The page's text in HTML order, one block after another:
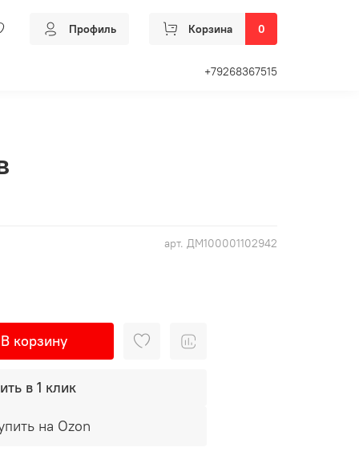
Профиль Корзина 0
+79268367515
арт. ДМ100001102942
В корзину
в 1 клик
на Ozon